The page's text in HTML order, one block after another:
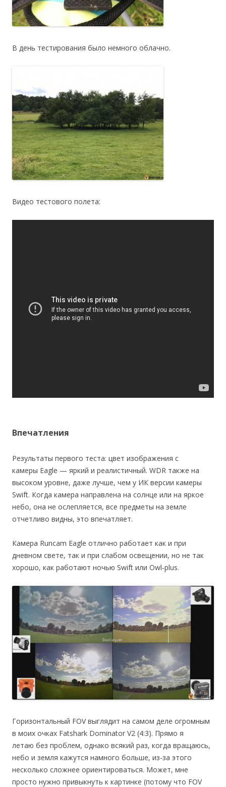
В день тестирования было немного облачно.
Видео тестового полета:
Впечатления
Результаты первого теста: цвет изображения с
камеры Eagle — яркий и реалистичный. WDR также на
высоком уровне, даже лучше, чем у ИК версии камеры
Swift. Когда камера направлена на солнце или на яркое
небо, она не ослепляется, все предметы на земле
отчетливо видны, это впечатляет.
Камера Runcam Eagle отлично работает как и при
дневном свете, так и при слабом освещении, но не так
хорошо, как работают ночью Swift или Owl-plus.
Горизонтальный FOV выглядит на самом деле огромным
в моих очках Fatshark Dominator V2 (4:3). Прямо я
летаю без проблем, однако всякий раз, когда вращаюсь,
небо и земля кажутся намного больше, из-за этого
несколько сложнее ориентироваться. Может, мне
просто нужно привыкнуть к картинке (потому что FOV